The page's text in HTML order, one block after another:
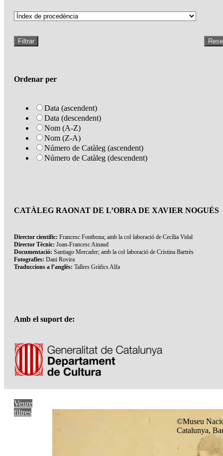
Filtrar
Ordenar per
Data (ascendent)
Data (descendent)
Nom (A-Z)
Nom (Z-A)
Número de Catàleg (ascendent)
Número de Catàleg (descendent)
CATÀLEG RAONAT DE L’OBRA DE XAVIER NOGUÉS
Director científic: Francesc Fontbona; amb la col·laboració de Cecília Vidal
Director Tècnic: Joan-Francesc Ainaud
Documentació: Santiago Mercader; amb la col·laboració de Cristina Bartrès
Fotografies: Dani Rovira
Traduccions a l’anglès: Tallers Gràfics Alfa
Amb el suport de:
Veure
filtres
©Museu
Catalunya,